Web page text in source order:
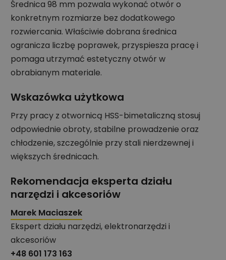
Średnica 98 mm pozwala wykonać otwór o
konkretnym rozmiarze bez dodatkowego
rozwiercania. Właściwie dobrana średnica
ogranicza liczbę poprawek, przyspiesza pracę i
pomaga utrzymać estetyczny otwór w
obrabianym materiale.
Wskazówka użytkowa
Przy pracy z otwornicą HSS-bimetaliczną stosuj
odpowiednie obroty, stabilne prowadzenie oraz
chłodzenie, szczególnie przy stali nierdzewnej i
większych średnicach.
Rekomendacja eksperta działu
narzędzi i akcesoriów
Marek Maciaszek
Ekspert działu narzędzi, elektronarzędzi i
akcesoriów
+48 601 173 163